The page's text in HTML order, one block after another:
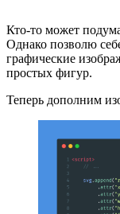
Кто-то может
Однако позволю
графические
простых фигур.
Теперь дополним